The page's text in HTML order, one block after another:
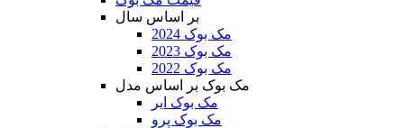
بر اساس سال
مک بوک 2024
مک بوک 2023
مک بوک 2022
مک بوک بر اساس مدل
مک بوک ایر
مک بوک پرو